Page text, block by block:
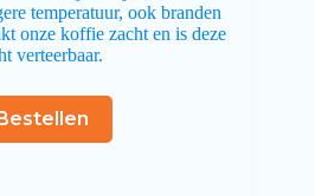
temperatuur, ook branden
onze koffie zacht en is deze
verteerbaar.
Bestellen